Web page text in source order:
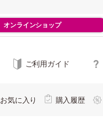
オンラインショップ
ご利用ガイド
お気に入り 購入履歴